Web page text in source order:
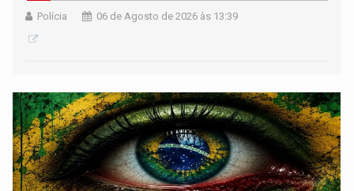
Polícia 06 de Agosto de 2026 às 13:39